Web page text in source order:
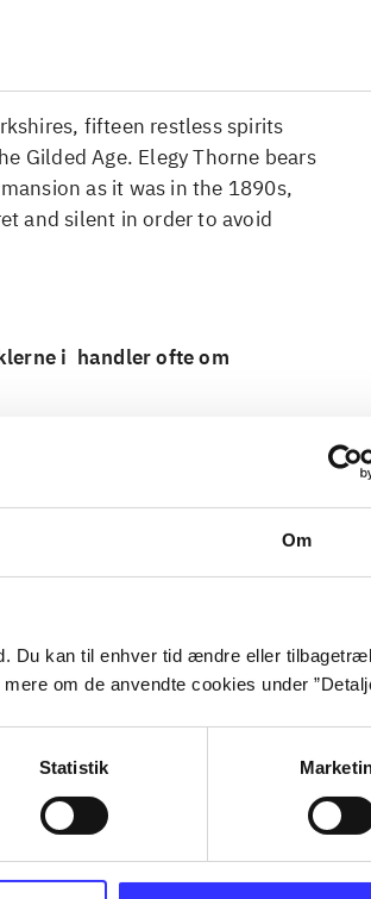
Om
Du kan til enhver tid ændre eller
om de anvendte cookies under
Statistik
fifteen restless spirits
Gilded Age. Elegy Thorne bears
as it was in the 1890s,
and silent in order to avoid
i handler ofte om